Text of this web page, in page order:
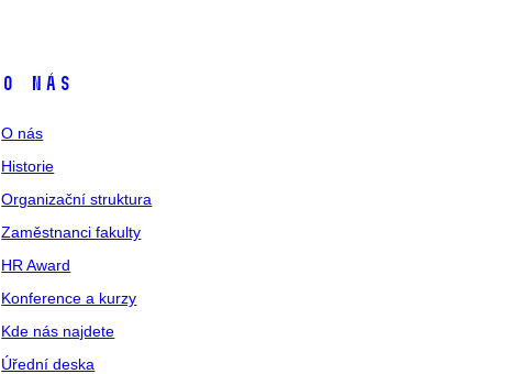
O nás
O nás
Historie
Organizační struktura
Zaměstnanci fakulty
HR Award
Konference a kurzy
Kde nás najdete
Úřední deska